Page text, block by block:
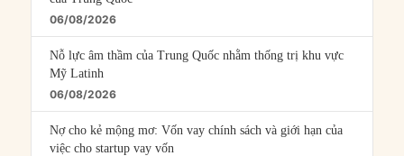
06/08/2026
Nỗ lực âm thầm của Trung Quốc nhằm thống trị khu vực
Mỹ Latinh
06/08/2026
Nợ cho kẻ mộng mơ: Vốn vay chính sách và giới hạn của
việc cho startup vay vốn